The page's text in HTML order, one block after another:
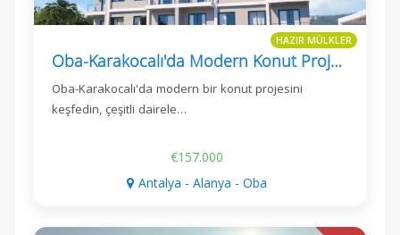
HAZIR MÜLKLER
Oba-Karakocalı'da Modern Konut Projesi
Oba-Karakocalı'da modern bir konut projesini
keşfedin, çeşitli dairele…
€157.000
Antalya - Alanya - Oba